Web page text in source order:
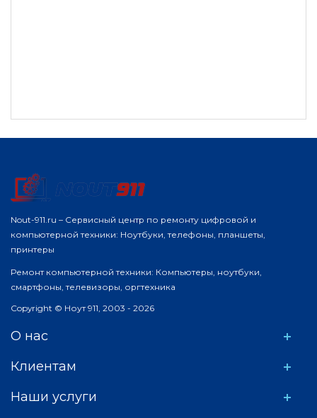
Nout-911.ru – Сервисный центр по ремонту цифровой и
компьютерной техники: Ноутбуки, телефоны, планшеты,
принтеры
Ремонт компьютерной техники: Компьютеры, ноутбуки,
смартфоны, телевизоры, оргтехника
Copyright © Ноут 911, 2003 - 2026
О нас
Клиентам
Наши услуги